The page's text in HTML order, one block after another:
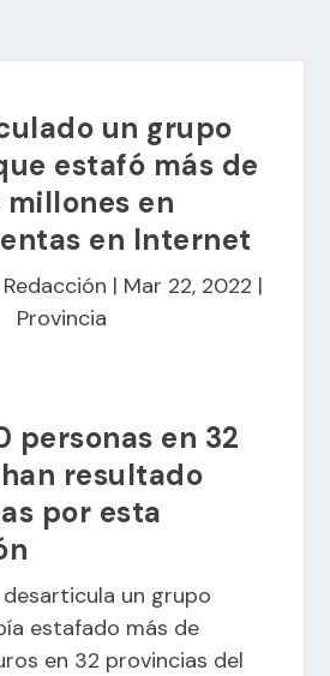
un grupo
estafó más de
millones en
en Internet
Redacción | Mar 22, 2022 |
Provincia
personas en 32
resultado
por esta
un grupo
estafado más de
en 32 provincias del